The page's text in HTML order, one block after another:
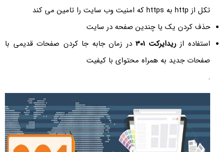
تکل از http به https که امنیت وب سایت را تامین می کند
حذف کردن یک یا چندین صفحه در سایت
استفاده از ریدایرکت 301
در زمان جابه جا کردن صفحات قدیمی با
صفحات جدید به همراه محتوای با کیفیت